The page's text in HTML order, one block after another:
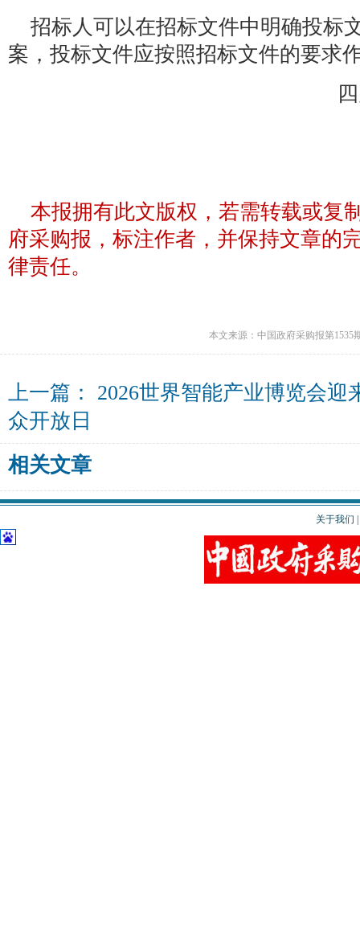
招标人可以在招标文件中明确投标
案，投标文件应按照招标文件的要求
本报拥有此文版权，若需转载或复
府采购报，标注作者，并保持文章的
律责任。
本文来源：中国政府采购报第1535
上一篇： 2026世界智能产业博览会迎
众开放日
相关文章
关于我们